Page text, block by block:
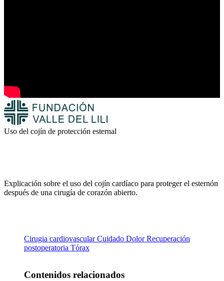
Uso del cojín de protección esternal
Explicación sobre el uso del cojín cardíaco para proteger el esternón
después de una cirugía de corazón abierto.
Cirugia cardiovascularCuidado DolorRecuperación
postoperatoria Tórax
Contenidos relacionados